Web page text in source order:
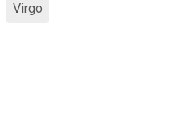
Virgo